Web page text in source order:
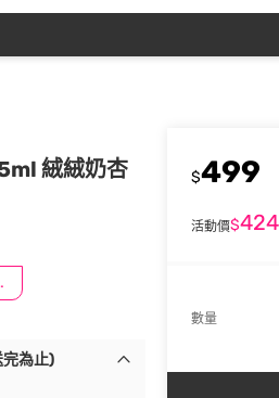
絨絨奶杏
3萬點
$499
活動價$424
數量
為止)